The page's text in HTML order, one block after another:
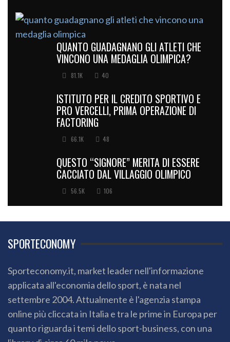
QUANTO GUADAGNANO GLI ATLETI CHE
VINCONO UNA MEDAGLIA OLIMPICA?
81.1K 40
ISTITUTO PER IL CREDITO SPORTIVO E
PRO VERCELLI, PRIMA OPERAZIONE DI
FACTORING
66.1K 48
QUESTO “SIGNORE” MERITA DI ESSERE
CACCIATO DAL VILLAGGIO OLIMPICO
56.5K 106
SPORTECONOMY
Sporteconomy.it, market leader nell'informazione
applicata all'economia dello sport, è nata nel
settembre 2004. Attualmente è l'agenzia stampa
online più cliccata in Italia e tra le prime in Europa per
quanto riguarda i temi dello sport-business, con una